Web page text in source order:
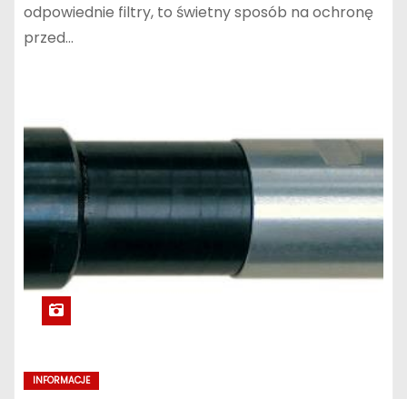
odpowiednie filtry, to świetny sposób na ochronę
przed…
INFORMACJE